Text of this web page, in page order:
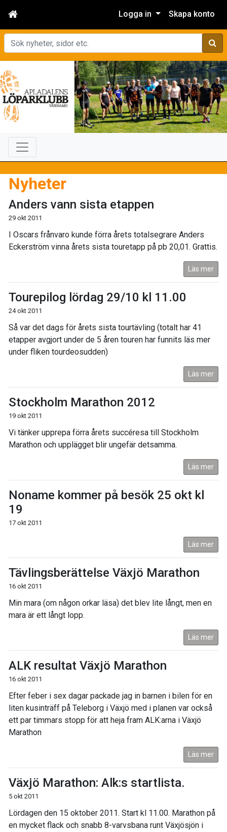
Logga in Skapa konto
Sök
Nyheter
Anders vann sista etappen
29 okt 2011
I Oscars frånvaro kunde förra årets totalsegrare Anders
Eckerström vinna årets sista touretapp på pb 20,01. Grattis.
Läs mer
Tourepilog lördag 29/10 kl 11.00
24 okt 2011
Så var det dags för årets sista tourtävling (totalt har 41
etapper avgjort under de 5 åren touren har funnits läs mer
under fliken tourdeosudden)
Läs mer
Stockholm Marathon 2012
19 okt 2011
Vi tänker upprepa förra årets succéresa till Stockholm
Marathon och upplägget blir ungefär detsamma.
Läs mer
Noname kommer på besök 25 okt kl
19
17 okt 2011
Läs mer
Tävlingsberättelse Växjö Marathon
16 okt 2011
Min mara (om någon orkar läsa) det blev lite långt, men en
mara är ett långt lopp.
Läs mer
ALK resultat Växjö Marathon
16 okt 2011
Efter feber i sex dagar packade jag in barnen i bilen för en
liten kusinträff på Teleborg i Växjö med i planen var också
ett par timmars stopp för att heja fram ALK:arna i Växjö
Marathon
Läs mer
Växjö Marathon: Alk:s startlista.
5 okt 2011
Lördagen den 15 oktober 2011. Start kl 11.00. Marathon på
en mycket flack och snabb 8-varvsbana runt Växjösjön i